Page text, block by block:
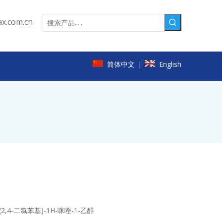
简体中文 | English
二氯苯基)-1H-咪唑-1-乙醇